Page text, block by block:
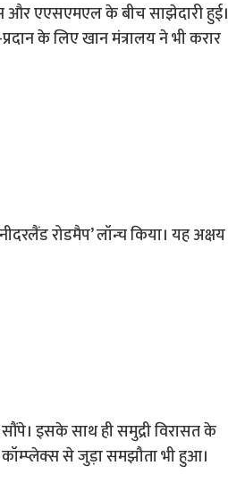
और एएसएमएल के बीच साझेदारी हुई।
के लिए खान मंत्रालय ने भी करार
रोडमैप’ लॉन्च किया। यह अक्षय
इसके साथ ही समुद्री विरासत के
से जुड़ा समझौता भी हुआ।